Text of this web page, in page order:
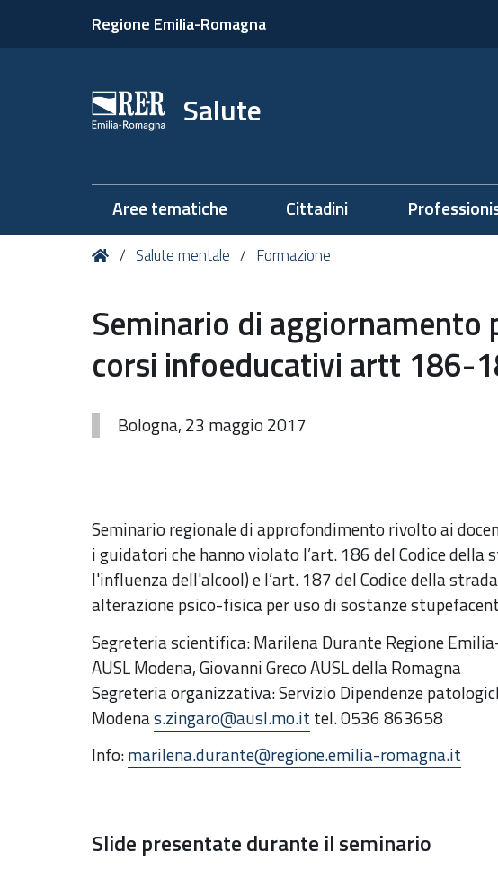
Regione Emilia-Romagna
Salute
Aree tematiche Cittadini
Tu HomeSalute mentale Formazione
Seminario di aggiornamento
corsi infoeducativi artt 186-
Bologna, 23 maggio 2017
Seminario regionale di approfondimento rivolto ai
i guidatori che hanno violato l’art. 186 del Codice della
l'influenza dell'alcool) e l’art. 187 del Codice della
alterazione psico-fisica per uso di sostanze
Segreteria scientifica: Marilena Durante Regione
AUSL Modena, Giovanni Greco AUSL della Romagna
Segreteria organizzativa: Servizio Dipendenze
Modenas.zingaro@ausl.mo.it tel. 0536 863658
Info:marilena.durante@regione.emilia-romagna.it
Slide presentate durante il seminario